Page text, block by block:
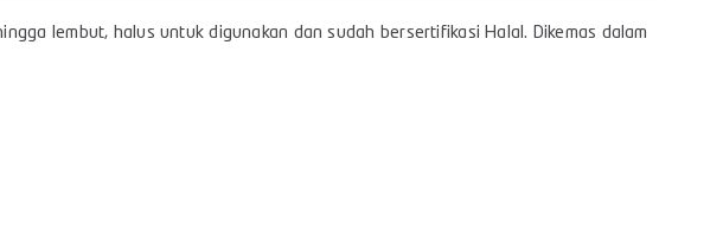
lembut, halus untuk digunakan dan sudah bersertifikasi Halal. Dikemas dalam